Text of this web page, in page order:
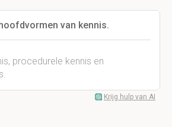
van kennis.
procedurele kennis en
Krijg hulp van AI